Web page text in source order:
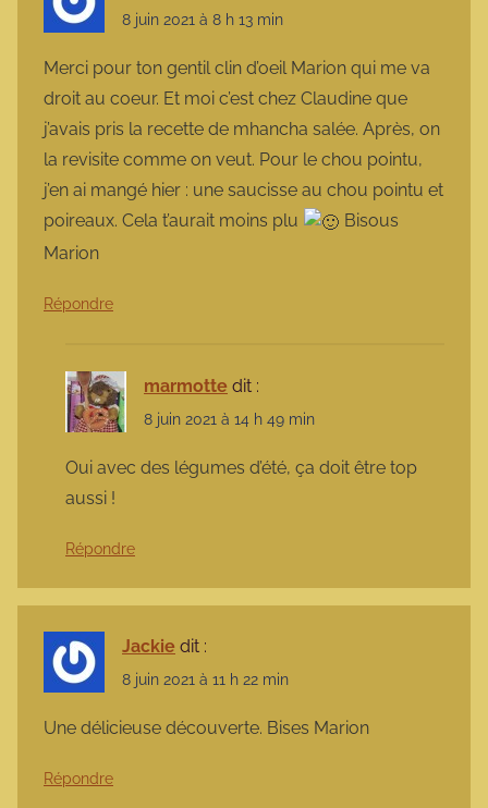
8 juin 2021 à 8 h 13 min
Merci pour ton gentil clin d’oeil Marion qui me va
droit au coeur. Et moi c’est chez Claudine que
j’avais pris la recette de mhancha salée. Après, on
la revisite comme on veut. Pour le chou pointu,
j’en ai mangé hier : une saucisse au chou pointu et
poireaux. Cela t’aurait moins plu
Bisous
Marion
Répondre
marmotte dit :
8 juin 2021 à 14 h 49 min
Oui avec des légumes d’été, ça doit être top
aussi !
Répondre
Jackie dit :
8 juin 2021 à 11 h 22 min
Une délicieuse découverte. Bises Marion
Répondre